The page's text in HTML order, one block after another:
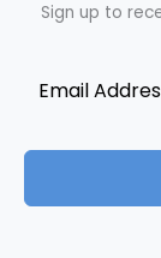
Sign up to